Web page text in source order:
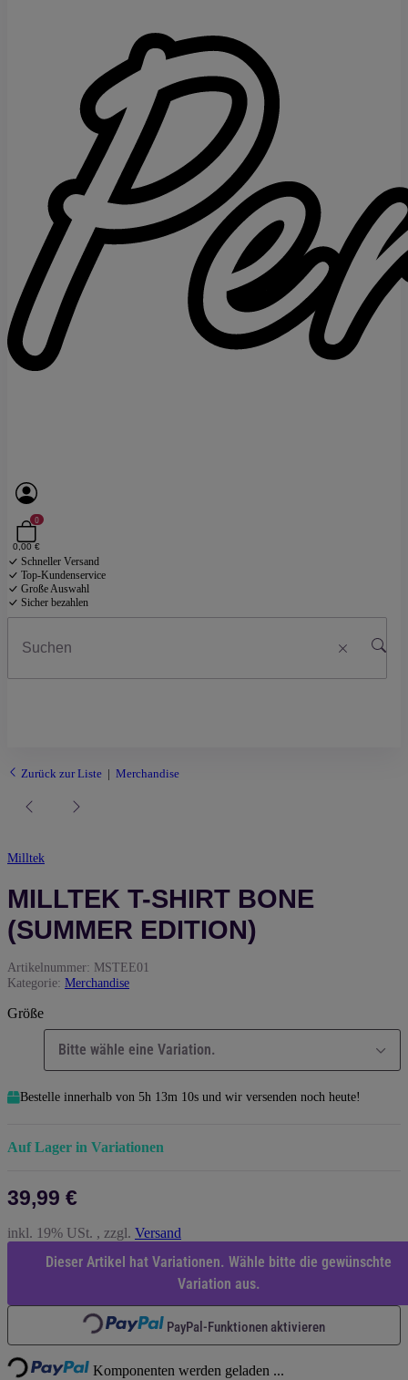
0
0,00 €
Schneller Versand
Top-Kundenservice
Große Auswahl
Sicher bezahlen
Zurück zur Liste Merchandise
Milltek
MILLTEK T-SHIRT BONE
(SUMMER EDITION)
Artikelnummer: MSTEE01
Kategorie: Merchandise
Größe
Bitte wähle eine Variation.
Bestelle innerhalb von 5h 13m 9sund wir versenden noch heute!
Auf Lager in Variationen
39,99 €
inkl. 19% USt. , zzgl. Versand
Dieser Artikel hat Variationen. Wähle bitte die gewünschte
Variation aus.
Loading...
PayPal-Funktionen aktivieren
Loading... Komponenten werden geladen ...